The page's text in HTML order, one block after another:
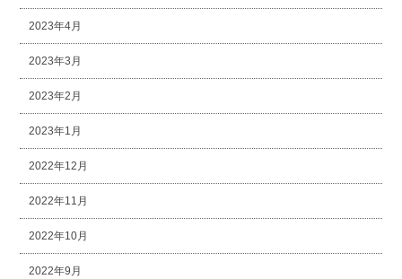
2023年4月
2023年3月
2023年2月
2023年1月
2022年12月
2022年11月
2022年10月
2022年9月